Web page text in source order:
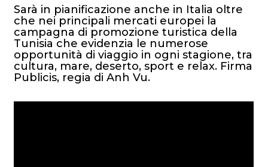
RADIO / AUDIO
TV
Sarà in pianificazione anche in Italia oltre
che nei principali mercati europei la
campagna di promozione turistica della
Tunisia che evidenzia le numerose
opportunità di viaggio in ogni stagione, tra
cultura, mare, deserto, sport e relax. Firma
Publicis, regia di Anh Vu.